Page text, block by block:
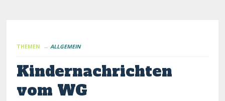
THEMEN → ALLGEMEIN
Kindernachrichten
vom WG